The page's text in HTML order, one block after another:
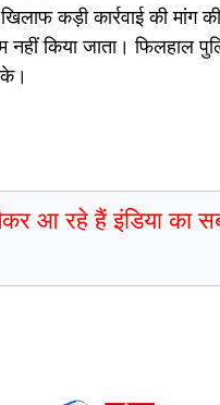
कड़ी कार्रवाई की
किया जाता। फिलहाल
आ रहे हैं इंडिया का